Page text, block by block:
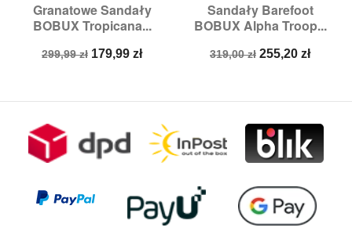
Granatowe Sandały
BOBUX Tropicana...
Cena
299,99 zł Cena
179,99 zł
Sandały Barefoot
BOBUX Alpha Troop...
Cena
319,00 zł Cena
255,20 zł